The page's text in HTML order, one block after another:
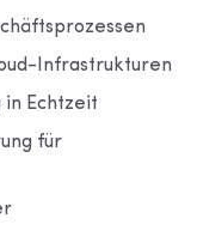
Infrastrukturen
in Echtzeit
für